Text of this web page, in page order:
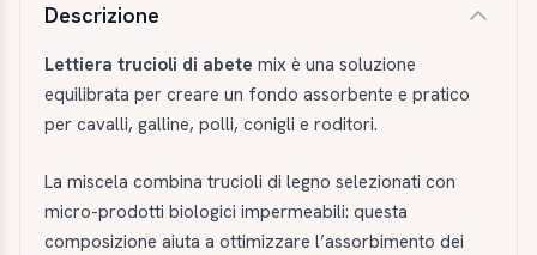
Descrizione
Lettiera trucioli di abete mix è una soluzione
equilibrata per creare un fondo assorbente e pratico
per cavalli, galline, polli, conigli e roditori.
La miscela combina trucioli di legno selezionati con
micro-prodotti biologici impermeabili: questa
composizione aiuta a ottimizzare l’assorbimento dei